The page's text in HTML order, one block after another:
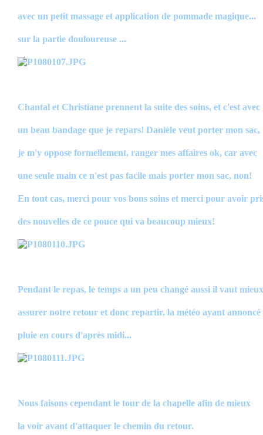
avec un petit massage et application de pommade magique...
sur la partie douloureuse ...
Chantal et Christiane prennent la suite des soins, et c'est avec
un beau bandage que je repars! Danièle veut porter mon sac,
je m'y oppose formellement, ranger mes affaires ok, car avec
une seule main ce n'est pas facile mais porter mon sac, non!
En tout cas, merci pour vos bons soins et merci pour avoir
des nouvelles de ce pouce qui va beaucoup mieux!
Pendant le repas, le temps a un peu changé aussi il vaut mieux
assurer notre retour et donc repartir, la météo ayant
pluie en cours d'après midi...
Nous faisons cependant le tour de la chapelle afin de mieux
la voir avant d'attaquer le chemin du retour.